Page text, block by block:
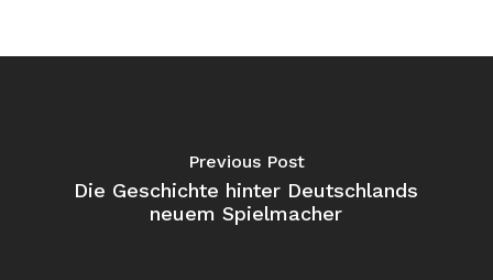
Previous Post
Die Geschichte hinter Deutschlands
neuem Spielmacher